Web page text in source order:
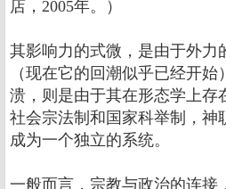
店，2005年。）
其影响力的式微，是由于外力
（现在它的回潮似乎已经开
溃，则是由于其在形态学上存
社会宗法制和国家科举制，神
成为一个独立的系统。
一般而言，宗教与政治的连接